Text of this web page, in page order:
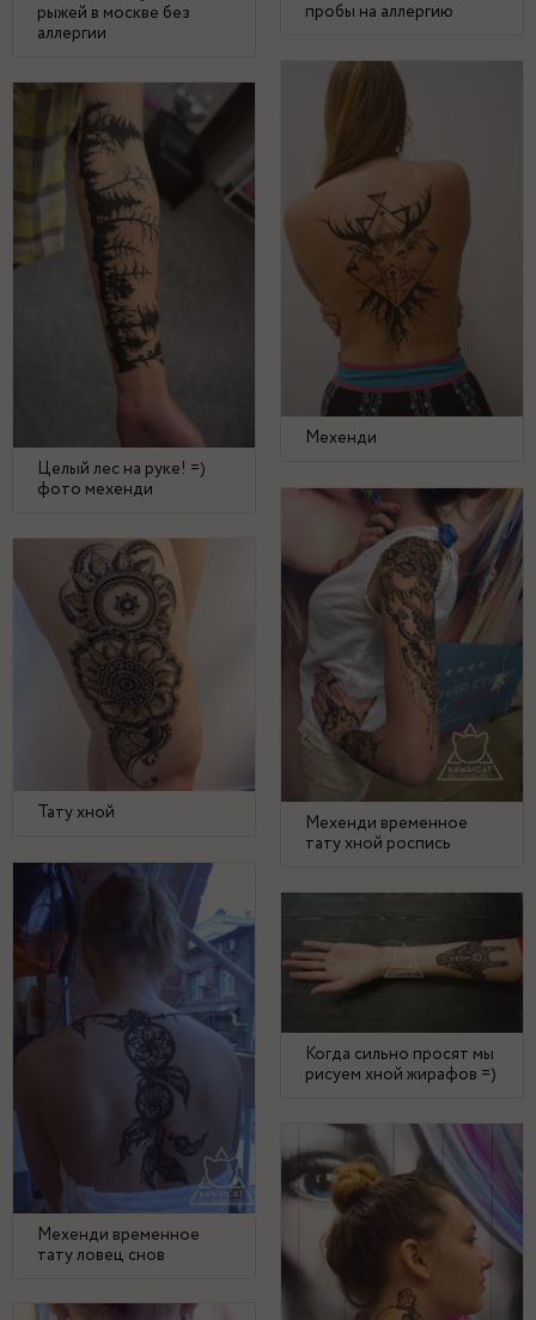
рыжей в москве без
аллергии
пробы на аллергию
Мехенди
Целый лес на руке! =)
фото мехенди
Мехенди временное
тату хной роспись
Тату хной
Мехенди временное
тату ловец снов
Когда сильно просят мы
рисуем хной жирафов =)